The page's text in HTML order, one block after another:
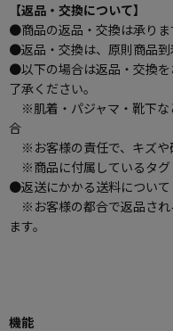
【返品・交換について】
●商品の返品・交換は承りま
●返品・交換は、原則商品到
●以下の場合は返品・交換
了承ください。
※肌着・パジャマ・靴下な
合
※お客様の責任で、キズや
※商品に付属しているタグ
●返送にかかる送料について
※お客様の都合で返品され
ます。
機能